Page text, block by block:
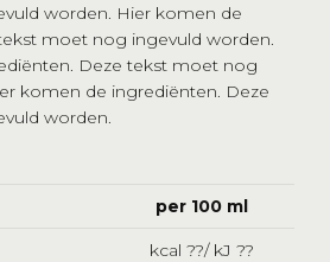
worden. Hier komen de
moet nog ingevuld worden.
Deze tekst moet nog
komen de ingrediënten. Deze
worden.
per 100 ml
kcal ??/ kJ ??